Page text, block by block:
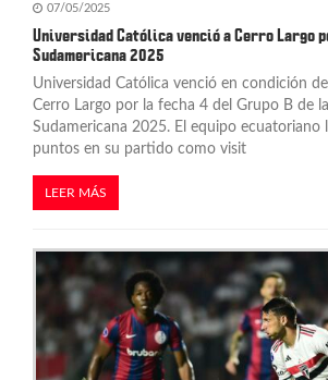
07/05/2025
Universidad Católica venció a Cerro Largo
Sudamericana 2025
Universidad Católica venció en condición
Cerro Largo por la fecha 4 del Grupo B de
Sudamericana 2025. El equipo ecuatoriano
puntos en su partido como visit
LEER MÁS